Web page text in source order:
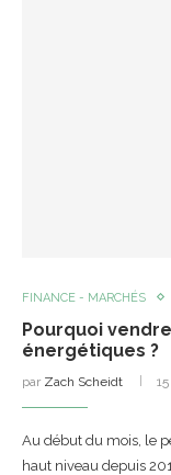
FINANCE - MARCHÉS
Pourquoi
énergétiques ?
par Zach Scheidt
Au début du mois, le
haut niveau depuis